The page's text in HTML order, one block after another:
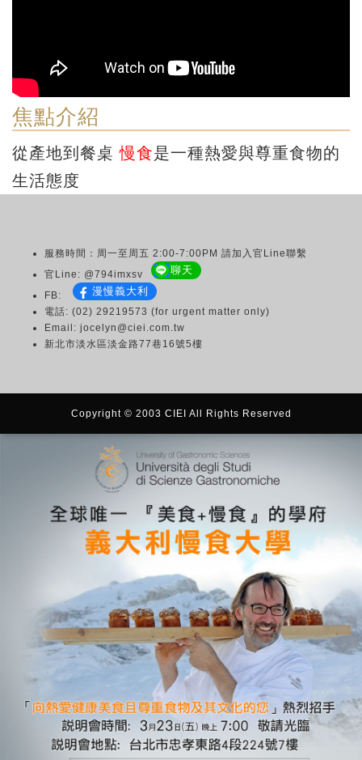
焦點介紹
從產地到餐桌慢食是一種熱愛與尊重食物的
生活態度
服務時間：周一至周五 2:00-7:00PM 請加入官Line聯繫
官Line: @794imxsv
聊天
FB: 漫慢義大利
電話: (02) 29219573 (for urgent matter only)
Email: jocelyn@ciei.com.tw
新北市淡水區淡金路77巷16號5樓
Copyright © 2003 CIEI All Rights Reserved